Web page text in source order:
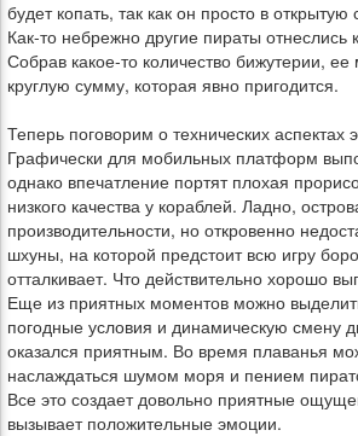
будет копать, так как он просто в открытую
Как-то небрежно другие пираты отнеслись
Собрав какое-то количество бижутерии,
круглую сумму, которая явно пригодится.
Теперь поговорим о технических аспектах
Графически для мобильных платформ
однако впечатление портят плохая
низкого качества у кораблей. Ладно,
производительности, но откровенно
шхуны, на которой предстоит всю игру
отталкивает. Что действительно хорошо
Еще из приятных моментов можно
погодные условия и динамическую смену
оказался приятным. Во время плаванья
наслаждаться шумом моря и пением
Все это создает довольно приятные
вызывает положительные эмоции.